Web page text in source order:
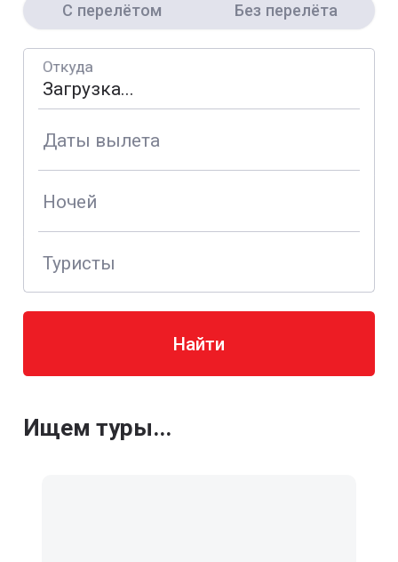
С перелётом Без перелёта
Откуда
Даты вылета
Ночей
Туристы
Найти
Ищем туры...